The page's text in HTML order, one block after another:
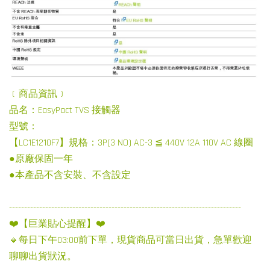
﹝商品資訊﹞
品名：EasyPact TVS 接觸器
型號：
【LC1E1210F7】規格：3P(3 NO) AC-3 ≦ 440V 12A 110V AC 線圈
●原廠保固一年
●本產品不含安裝、不含設定
-----------------------------------------------------------------------------
❤️【巨業貼心提醒】❤️
🔸每日下午03:00前下單，現貨商品可當日出貨，急單歡迎
聊聊出貨狀況。